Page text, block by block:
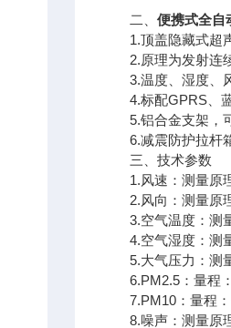
二、便携式全自
1.顶盖隐藏式超声
2.原理为发射连续
3.温度、湿度、风
4.标配GPRS、蓝
5.铝合金支架，
6.减震防护拉杆
三、技术参数
1.风速：测量原理
2.风向：测量原理
3.空气温度：测量
4.空气湿度：测量
5.大气压力：测量
6.PM2.5：量程：
7.PM10：量程：
8.噪声：测量原理